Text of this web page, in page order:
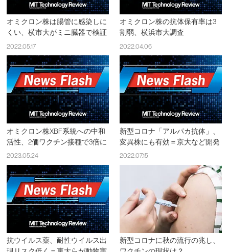
オミクロン株は腸管に感染しに
くい、横市大がミニ臓器で検証
2022.05.17
オミクロン株の抗体保有率は3
割弱、横浜市大調査
2022.04.06
オミクロン株XBF系統への中和
活性、2価ワクチン接種で3倍に
2023.05.24
新型コロナ「アルパカ抗体」、
変異株にも有効＝京大など開発
2022.07.15
抗ウイルス薬、耐性ウイルス出
新型コロナに秋の流行の兆し、